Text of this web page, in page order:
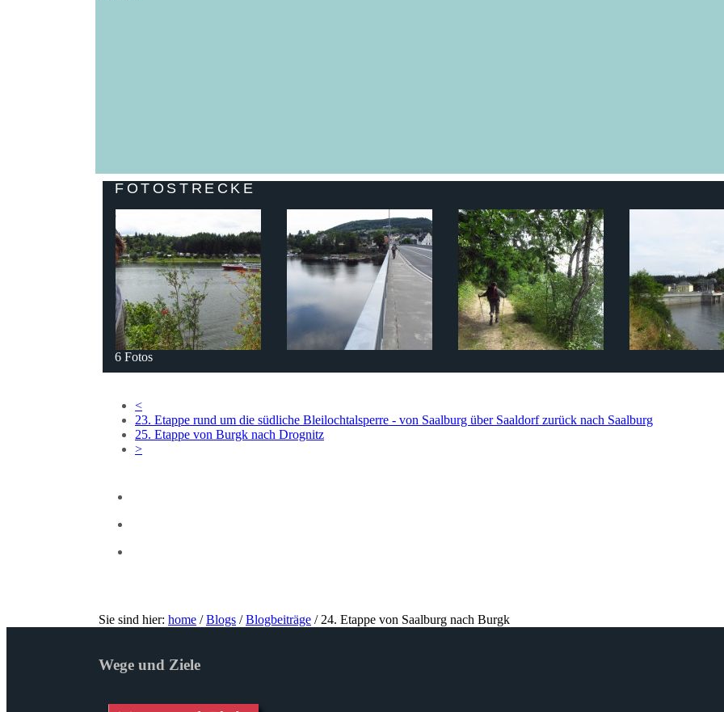
FOTOSTRECKE
6 Fotos
<
23. Etappe rund um die südliche Bleilochtalsperre - von Saalburg über Saaldorf zurück nach Saalburg
25. Etappe von Burgk nach Drognitz
>
Sie sind hier: home /Blogs /Blogbeiträge / 24. Etappe von Saalburg nach Burgk
Wege und Ziele